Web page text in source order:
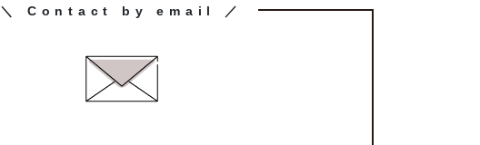
＼ Contact by email ／